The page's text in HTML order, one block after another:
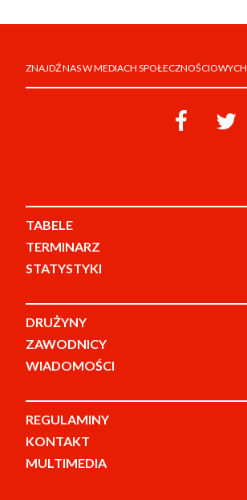
ZNAJDŹ NAS W MEDIACH SPOŁECZNOŚCIOWYCH
TABELE
TERMINARZ
STATYSTYKI
DRUŻYNY
ZAWODNICY
WIADOMOŚCI
REGULAMINY
KONTAKT
MULTIMEDIA